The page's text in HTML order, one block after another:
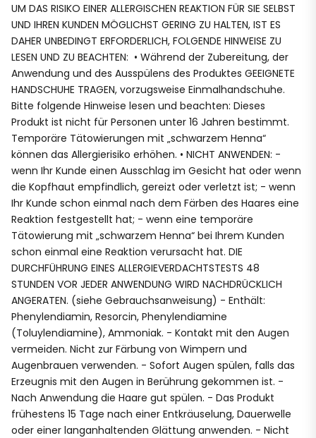
UM DAS RISIKO EINER ALLERGISCHEN REAKTION FÜR SIE SELBST
UND IHREN KUNDEN MÖGLICHST GERING ZU HALTEN, IST ES
DAHER UNBEDINGT ERFORDERLICH, FOLGENDE HINWEISE ZU
LESEN UND ZU BEACHTEN: • Während der Zubereitung, der
Anwendung und des Ausspülens des Produktes GEEIGNETE
HANDSCHUHE TRAGEN, vorzugsweise Einmalhandschuhe.
Bitte folgende Hinweise lesen und beachten: Dieses
Produkt ist nicht für Personen unter 16 Jahren bestimmt.
Temporäre Tätowierungen mit „schwarzem Henna“
können das Allergierisiko erhöhen. • NICHT ANWENDEN: -
wenn Ihr Kunde einen Ausschlag im Gesicht hat oder wenn
die Kopfhaut empfindlich, gereizt oder verletzt ist; - wenn
Ihr Kunde schon einmal nach dem Färben des Haares eine
Reaktion festgestellt hat; - wenn eine temporäre
Tätowierung mit „schwarzem Henna“ bei Ihrem Kunden
schon einmal eine Reaktion verursacht hat. DIE
DURCHFÜHRUNG EINES ALLERGIEVERDACHTSTESTS 48
STUNDEN VOR JEDER ANWENDUNG WIRD NACHDRÜCKLICH
ANGERATEN. (siehe Gebrauchsanweisung) - Enthält:
Phenylendiamin, Resorcin, Phenylendiamine
(Toluylendiamine), Ammoniak. - Kontakt mit den Augen
vermeiden. Nicht zur Färbung von Wimpern und
Augenbrauen verwenden. - Sofort Augen spülen, falls das
Erzeugnis mit den Augen in Berührung gekommen ist. -
Nach Anwendung die Haare gut spülen. - Das Produkt
frühestens 15 Tage nach einer Entkräuselung, Dauerwelle
oder einer langanhaltenden Glättung anwenden. - Nicht